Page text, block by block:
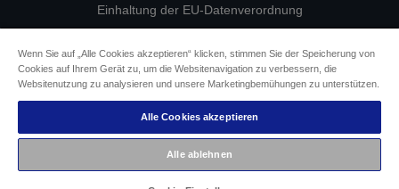
Einhaltung der EU-Datenverordnung
Informationen zu Cookies
Epson Engagement für Barrierefreiheit
Copyright © 2026 Seiko Epson
Wenn Sie auf „Alle Cookies akzeptieren“ klicken, stimmen Sie der Speicherung von
Cookies auf Ihrem Gerät zu, um die Websitenavigation zu verbessern, die
Websitenutzung zu analysieren und unsere Marketingbemühungen zu unterstützen.
Alle Cookies akzeptieren
Alle ablehnen